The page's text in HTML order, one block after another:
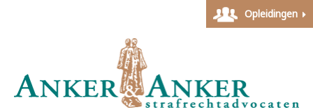
Opleidingen